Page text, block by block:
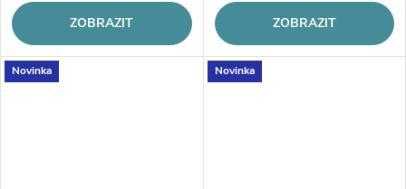
ZOBRAZIT ZOBRAZIT
Novinka Novinka